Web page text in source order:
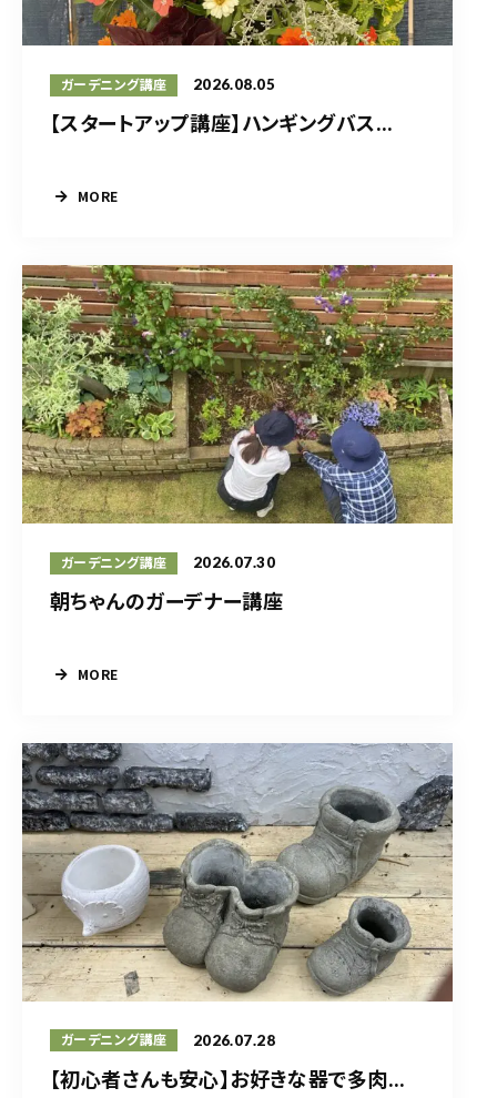
ガーデニング講座 2026.08.05
【スタートアップ講座】ハンギングバス...
MORE
ガーデニング講座 2026.07.30
朝ちゃんのガーデナー講座
MORE
ガーデニング講座 2026.07.28
【初心者さんも安心】お好きな器で多肉...